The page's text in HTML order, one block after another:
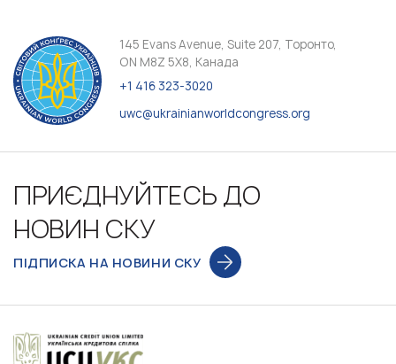
145 Evans Avenue, Suite 207, Торонто,
ON M8Z 5X8, Канада
+1 416 323-3020
uwc@ukrainianworldcongress.org
ПРИЄДНУЙТЕСЬ ДО
НОВИН СКУ
ПІДПИСКА НА НОВИНИ СКУ